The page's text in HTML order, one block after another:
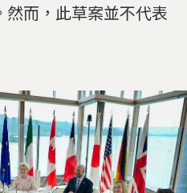
而，此草案並不代表